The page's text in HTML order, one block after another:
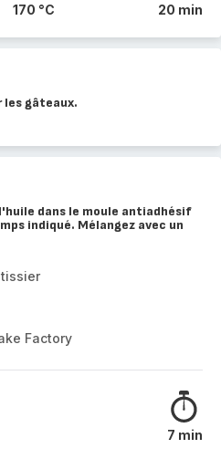
170 °C 20 min
les gâteaux.
dans le moule antiadhésif
indiqué. Mélangez avec un
Factory
7 min